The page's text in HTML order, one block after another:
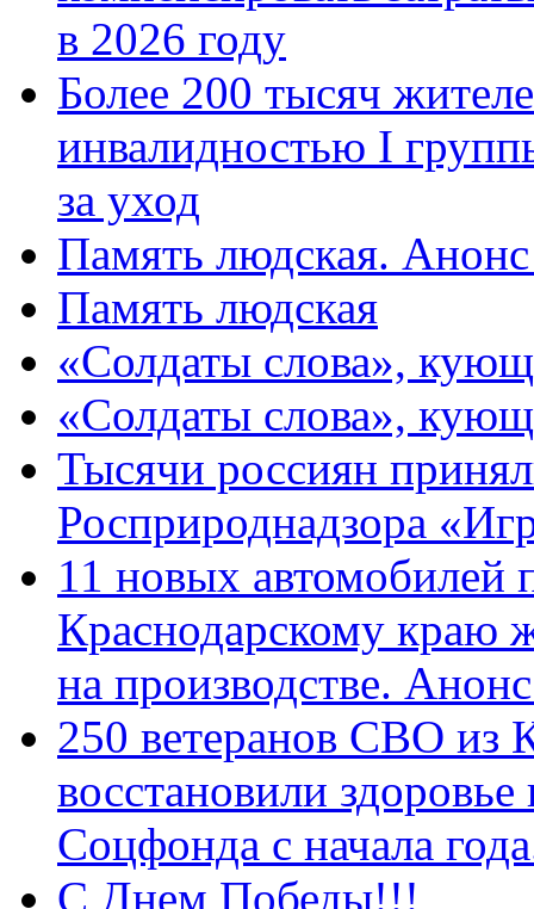
в 2026 году
Более 200 тысяч
инвалидностью I
за уход
Память людская.
Память людская
«Солдаты слова»,
«Солдаты слова»,
Тысячи россиян
Росприроднадзора
11 новых автомобилей
Краснодарскому краю
на производстве.
250 ветеранов СВО из
восстановили
Соцфонда с начала
С Днем Победы!!!